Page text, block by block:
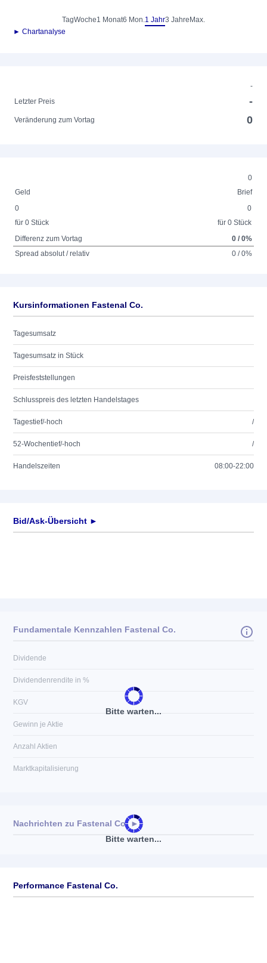
TagWoche1 Monat6 Mon.1 Jahr3 Jahre Max.
► Chartanalyse
-
Letzter Preis
-
Veränderung zum Vortag 0
0
Geld
Brief
0
für 0 Stück
0
für 0 Stück
Differenz zum Vortag
0 / 0%
Spread absolut / relativ
0 / 0%
Kursinformationen Fastenal Co.
Tagesumsatz
Tagesumsatz in Stück
Preisfeststellungen
Schlusspreis des letzten Handelstages
Tagestief/-hoch /
52-Wochentief/-hoch /
Handelszeiten 08:00-22:00
Bid/Ask-Übersicht ►
Bitte warten...
Fundamentale Kennzahlen Fastenal Co.
Dividende
Dividendenrendite in %
KGV
Gewinn je Aktie
Anzahl Aktien
Marktkapitalisierung
Bitte warten...
Nachrichten zu Fastenal Co.►
Performance Fastenal Co.